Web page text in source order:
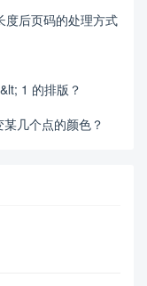
度后页码的处理方式
1 的排版？
几个点的颜色？